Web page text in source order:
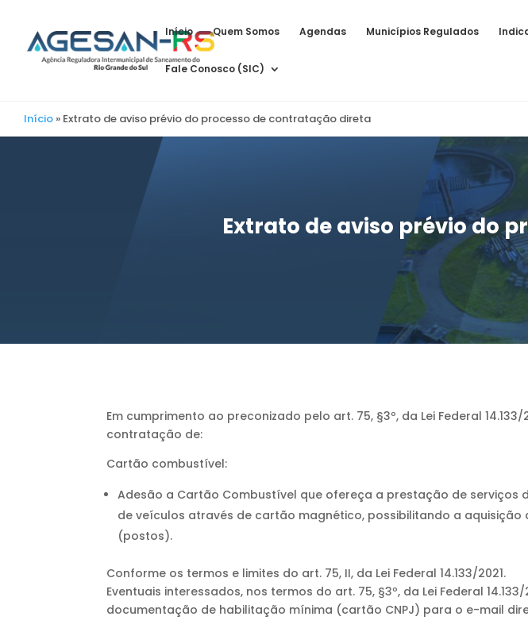
Início Quem Somos Agendas Municípios Regulados
Fale Conosco (SIC)
Início » Extrato de aviso prévio do processo de contratação direta
Extrato de aviso prévio do
Em cumprimento ao preconizado pelo art. 75, §3º, da Lei Federal
contratação de:
Cartão combustível:
Adesão a Cartão Combustível que ofereça a prestação de
de veículos através de cartão magnético, possibilitando a
(postos).
Conforme os termos e limites do art. 75, II, da Lei Federal 14.133/2021.
Eventuais interessados, nos termos do art. 75, §3º, da Lei Federal
documentação de habilitação mínima (cartão CNPJ) para o e-mail